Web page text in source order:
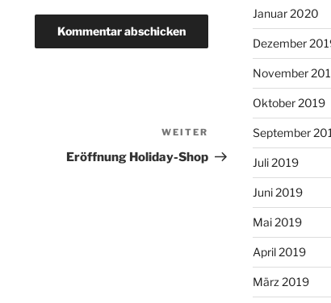
Nächster
Beitrag
WEITER
Eröffnung Holiday-Shop
Januar 2020
Dezember
November
Oktober 2019
September
Juli 2019
Juni 2019
Mai 2019
April 2019
März 2019